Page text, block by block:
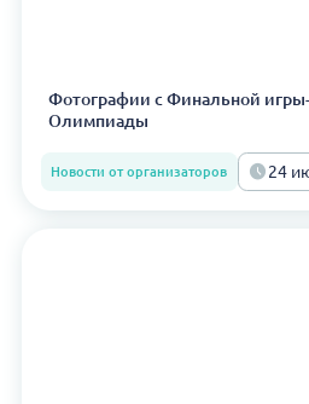
Фотографии с Финальной
Олимпиады
Новости от организаторов 24